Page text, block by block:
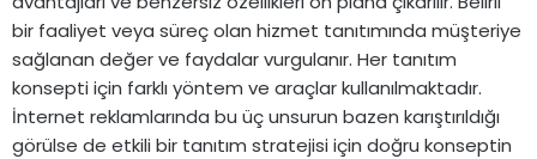
bir faaliyet veya süreç olan hizmet tanıtımında müşteriye
sağlanan değer ve faydalar vurgulanır. Her tanıtım
konsepti için farklı yöntem ve araçlar kullanılmaktadır.
İnternet reklamlarında bu üç unsurun bazen karıştırıldığı
görülse de etkili bir tanıtım stratejisi için doğru konseptin